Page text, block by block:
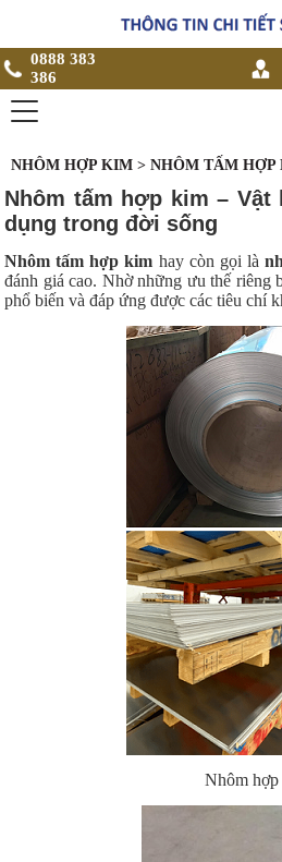
0888 383
386
NHÔM HỢP KIM > NHÔM TẤM HỢP
Nhôm tấm hợp kim –
dụng trong đời sống
Nhôm tấm hợp kim hay còn gọi là
đánh giá cao. Nhờ những ưu thế
phổ biến và đáp ứng được các tiêu chí
Nhôm hợp